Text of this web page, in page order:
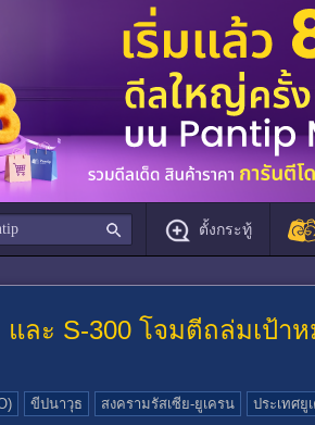
ตั้งกระทู้
และ S-300 โจมตีถล่มเป้า
ขีปนาวุธ สงครามรัสเซีย-ยูเครน
ประเทศยู